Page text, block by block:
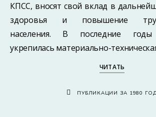
КПСС, вносят свой вклад в
здоровья и повышение
населения. В последние годы
укрепилась материально-
ЧИТАТЬ
ПУБЛИКАЦИИ ЗА 1980